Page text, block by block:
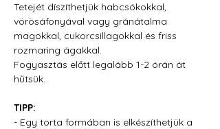
Tetejét díszíthetjük habcsókokkal,
vörösáfonyával vagy gránátalma
magokkal, cukorcsillagokkal és friss
rozmaring ágakkal.
Fogyasztás előtt legalább 1-2 órán át
hűtsük.
TIPP:
- Egy torta formában is elkészíthetjük a